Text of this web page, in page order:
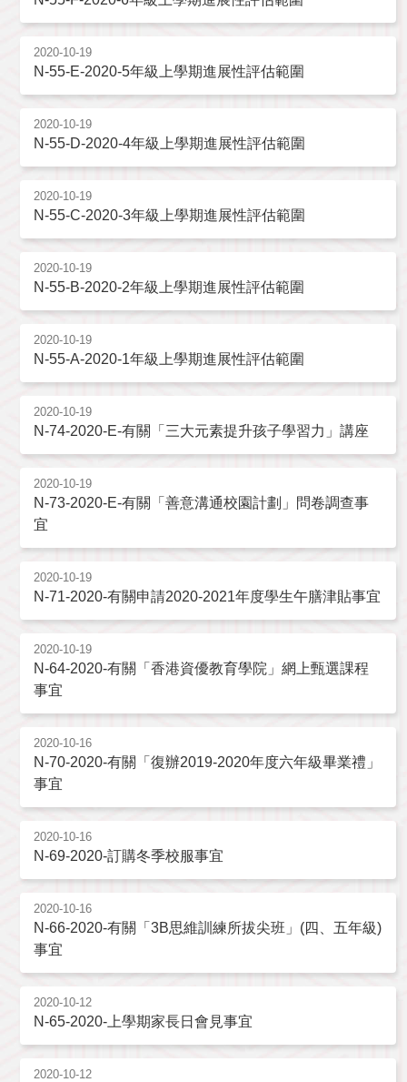
2020-10-19
N-55-E-2020-5年級上學期進展性評估範圍
2020-10-19
N-55-D-2020-4年級上學期進展性評估範圍
2020-10-19
N-55-C-2020-3年級上學期進展性評估範圍
2020-10-19
N-55-B-2020-2年級上學期進展性評估範圍
2020-10-19
N-55-A-2020-1年級上學期進展性評估範圍
2020-10-19
N-74-2020-E-有關「三大元素提升孩子學習力」講座
2020-10-19
N-73-2020-E-有關「善意溝通校園計劃」問卷調查事
宜
2020-10-19
N-71-2020-有關申請2020-2021年度學生午膳津貼事宜
2020-10-19
N-64-2020-有關「香港資優教育學院」網上甄選課程
事宜
2020-10-16
N-70-2020-有關「復辦2019-2020年度六年級畢業禮」
事宜
2020-10-16
N-69-2020-訂購冬季校服事宜
2020-10-16
N-66-2020-有關「3B思維訓練所拔尖班」(四、五年級)
事宜
2020-10-12
N-65-2020-上學期家長日會見事宜
2020-10-12